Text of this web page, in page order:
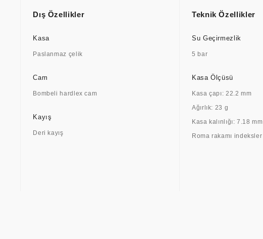
Dış Özellikler
Kasa
Paslanmaz çelik
Cam
Bombeli hardlex cam
Kayış
Deri kayış
Teknik Özellikler
Su Geçirmezlik
5 bar
Kasa Ölçüsü
Kasa çapı: 22.2 mm
Ağırlık: 23 g
Kasa kalınlığı: 7.18 mm
Roma rakamı indeksler